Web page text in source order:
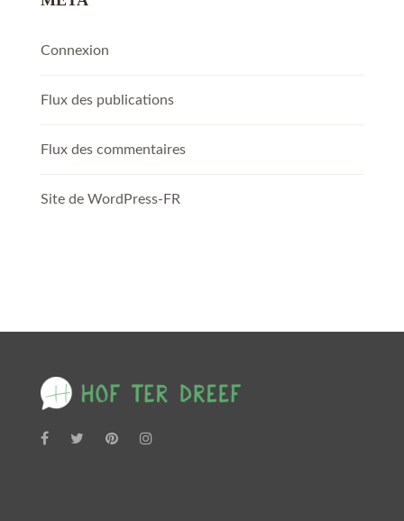
Connexion
Flux des publications
Flux des commentaires
Site de WordPress-FR